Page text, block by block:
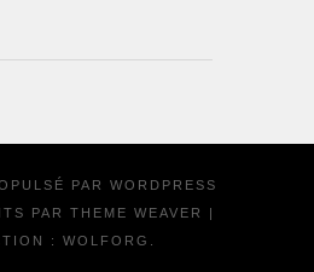
PAR WORDPRESS
PAR THEME WEAVER
|
: WOLFORG